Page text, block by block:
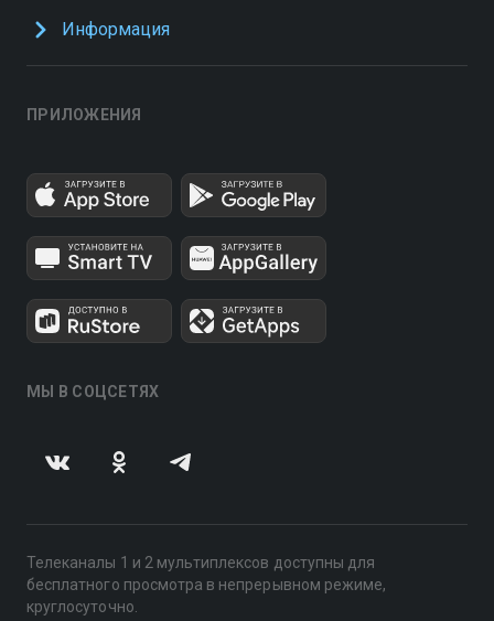
Информация
ПРИЛОЖЕНИЯ
МЫ В СОЦСЕТЯХ
Телеканалы 1 и 2 мультиплексов доступны для
бесплатного просмотра в непрерывном режиме,
круглосуточно.